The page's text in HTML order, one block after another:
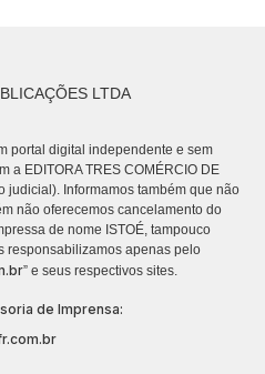
LTDA
portal digital independente e sem
a EDITORA TRES COMÉRCIO DE
judicial). Informamos também que não
não oferecemos cancelamento do
de nome ISTOÉ, tampouco
responsabilizamos apenas pelo
” e seus respectivos sites.
de Imprensa: